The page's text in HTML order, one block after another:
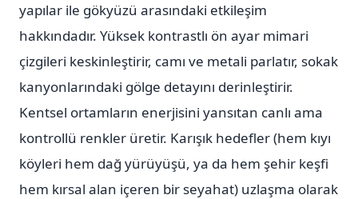
yapılar ile gökyüzü arasındaki etkileşim
hakkındadır. Yüksek kontrastlı ön ayar mimari
çizgileri keskinleştirir, camı ve metali parlatır, sokak
kanyonlarındaki gölge detayını derinleştirir.
Kentsel ortamların enerjisini yansıtan canlı ama
kontrollü renkler üretir. Karışık hedefler (hem kıyı
köyleri hem dağ yürüyüşü, ya da hem şehir keşfi
hem kırsal alan içeren bir seyahat) uzlaşma olarak